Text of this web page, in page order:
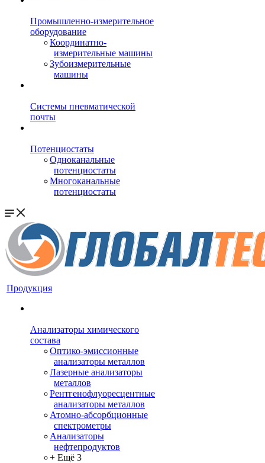
Промышленно-измерительное
оборудование
Координатно-
измерительные машины
Зубоизмерительные
машины
Системы пневматической
почты
Потенциостаты
Одноканальные
потенциостаты
Многоканальные
потенциостаты
Продукция
Анализаторы химического
состава
Оптико-эмиссионные
анализаторы металлов
Лазерные анализаторы
металлов
Рентгенофлуоресцентные
анализаторы металлов
Атомно-абсорбционные
спектрометры
Анализаторы
нефтепродуктов
+ Ещё 3